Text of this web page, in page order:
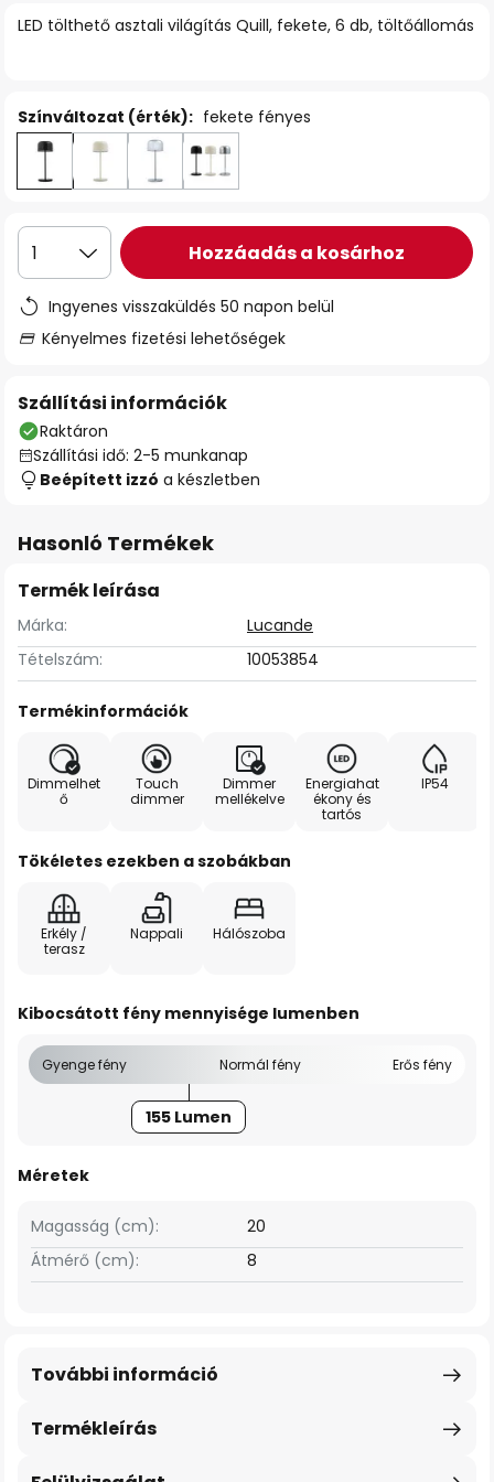
LED tölthető asztali világítás Quill, fekete, 6 db, töltőállomás
Színváltozat (érték): fekete fényes
1 Hozzáadás a kosárhoz
Ingyenes visszaküldés 50 napon belül
Kényelmes fizetési lehetőségek
Szállítási információk
Raktáron
Szállítási idő: 2-5 munkanap
Beépített izzó a készletben
Hasonló Termékek
Termék leírása
Márka:
Lucande
Tételszám:
10053854
Termékinformációk
Dimmelhet
ő
Touch
dimmer
Dimmer
mellékelve
Energiahat
ékony és
tartós
IP54
Tökéletes ezekben a szobákban
Erkély /
terasz
Nappali Hálószoba
Kibocsátott fény mennyisége lumenben
Gyenge fény Normál fény Erős fény
155 Lumen
Méretek
Magasság (cm):
20
Átmérő (cm):
8
Termékleírás
További információ